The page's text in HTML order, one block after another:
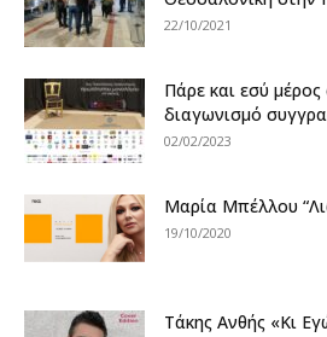
22/10/2021
Πάρε και εσύ
διαγωνισμό
02/02/2023
Μαρία Μπέλλου
19/10/2020
Τάκης Ανθής «Κι